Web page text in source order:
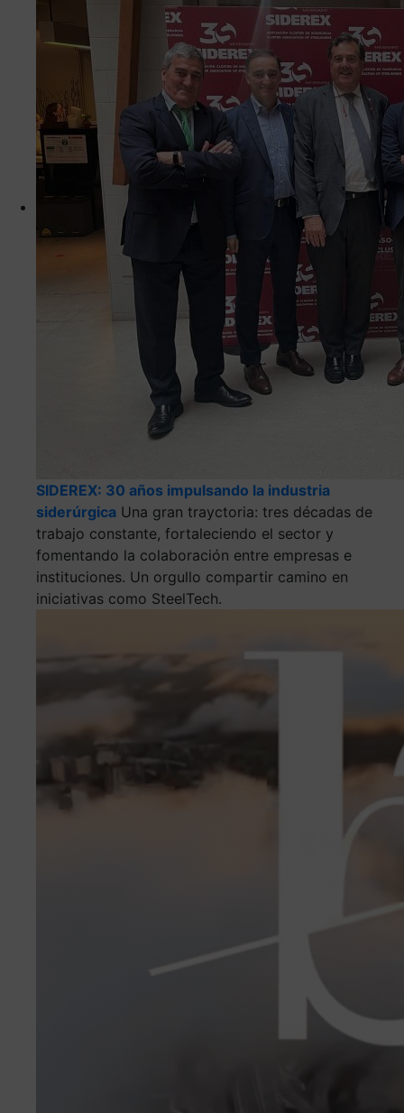
SIDEREX: 30 años impulsando la industria
siderúrgica Una gran trayctoria: tres décadas de
trabajo constante, fortaleciendo el sector y
fomentando la colaboración entre empresas e
instituciones. Un orgullo compartir camino en
iniciativas como SteelTech.